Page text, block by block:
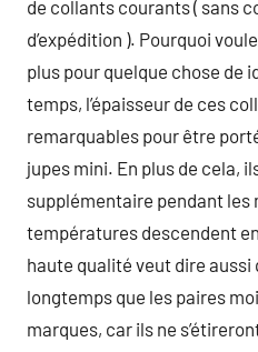
de collants courants ( sans
d’expédition ). Pourquoi
plus pour quelque chose de
temps, l’épaisseur de ces
remarquables pour être
jupes mini. En plus de cela,
supplémentaire pendant les
températures descendent
haute qualité veut dire aussi
longtemps que les paires
marques, car ils ne